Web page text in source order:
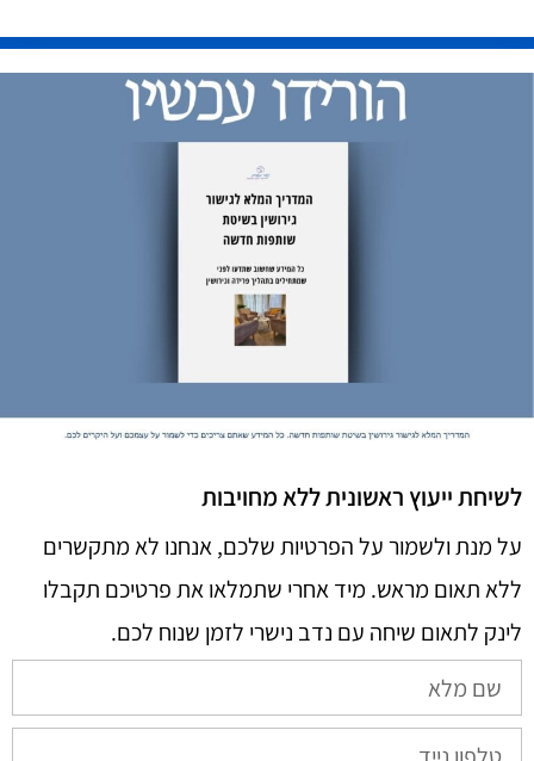
לשיחת ייעוץ ראשונית ללא מחויבות
על מנת ולשמור על הפרטיות שלכם, אנחנו לא מתקשרים
ללא תאום מראש. מיד אחרי שתמלאו את פרטיכם תקבלו
לינק לתאום שיחה עם נדב נישרי לזמן שנוח לכם.​